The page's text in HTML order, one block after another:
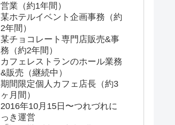
営業（約1年間）
某ホテルイベント企画事務（約
2年間）
某チョコレート専門店販売&事
務（約2年間）
カフェレストランのホール業務
&販売（継続中）
期間限定個人カフェ店長（約3
ヶ月間）
2016年10月15日〜つれづれに
っき運営